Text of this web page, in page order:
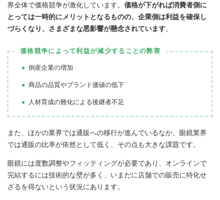
界全体で価格競争が激化しています。 価格が下がれば消費者側に
とっては一時的にメリットとなるものの、企業側は利益を確保し
づらくなり、さまざまな悪影響が懸念されています。
価格競争によって利益が減少することの弊害
倒産企業の増加
商品の品質やブランド価値の低下
人材育成の難化による後継者不足
また、ほかの業界では通販への移行が進んでいるなか、眼鏡業界
では通販の比率が依然として低く、その点も大きな課題です。
眼鏡には度数調整やフィッティングが必要であり、オンラインで
完結するには技術的な壁が多く、いまだに店舗での販売に特化せ
ざるを得ないという状況にあります。